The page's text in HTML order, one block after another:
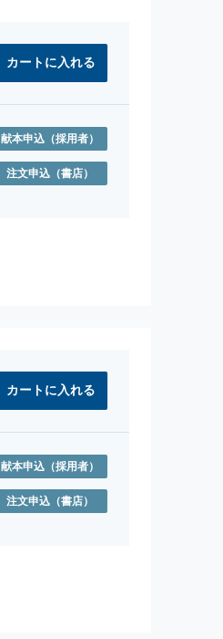
献本申込 （採用者）
注文申込 （書店）
献本申込 （採用者）
注文申込 （書店）